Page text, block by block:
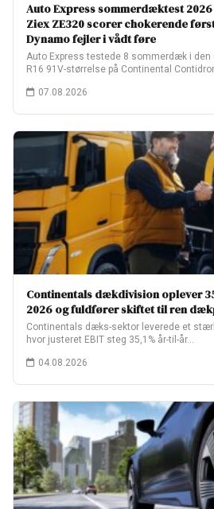
Auto Express sommerdæktest 2026
Ziex ZE320 scorer chokerende
Dynamo fejler i vådt føre
Auto Express testede 8 sommerdæk i
R16 91V-størrelse på Continental
07.08.2026
Continentals dækdivision oplever
2026 og fuldfører skiftet til ren
Continentals dæks-sektor leverede et
hvor justeret EBIT steg 35,1% år-til-år…
04.08.2026